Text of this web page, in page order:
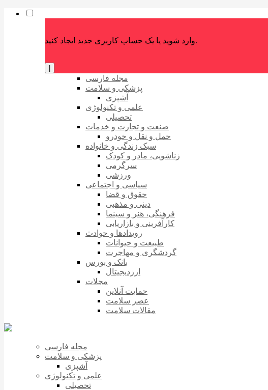
وارد شوید یا یک حساب کاربری جدید ایجاد کنید.
مجله فارسی
پزشکی و سلامت
آشپزی
علمی و تکنولوژی
تحصیلی
صنعت و تجارت و خدمات
حمل و نقل و خودرو
سبک زندگی و خانواده
زناشویی، مادر و کودک
سرگرمی
ورزشی
سیاسی و اجتماعی
حقوق و قضا
دینی و مذهبی
فرهنگی، هنر و سینما
کارآفرینی و بازاریابی
رویدادها و حوادث
طبیعت و حیوانات
گردشگری و مهاجرت
بانک و بورس
ارزدیجیتال
مجلات
حمایت آنلاین
عصر سلامت
مقالات سلامت
مجله فارسی
پزشکی و سلامت
آشپزی
علمی و تکنولوژی
تحصیلی